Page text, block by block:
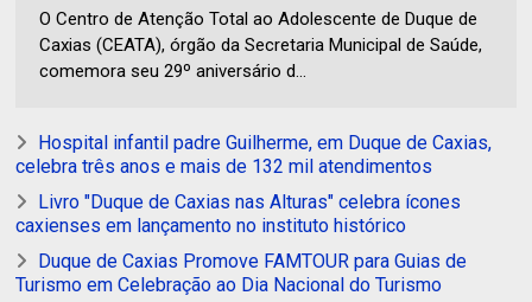
O Centro de Atenção Total ao Adolescente de Duque de
Caxias (CEATA), órgão da Secretaria Municipal de Saúde,
comemora seu 29º aniversário d...
Hospital infantil padre Guilherme, em Duque de Caxias,
celebra três anos e mais de 132 mil atendimentos
Livro "Duque de Caxias nas Alturas" celebra ícones
caxienses em lançamento no instituto histórico
Duque de Caxias Promove FAMTOUR para Guias de
Turismo em Celebração ao Dia Nacional do Turismo